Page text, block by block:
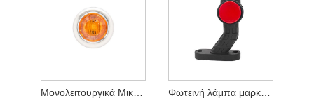
Φωτεινή λάμπα μαρκαδόρου πλαϊνού περιγράμματος